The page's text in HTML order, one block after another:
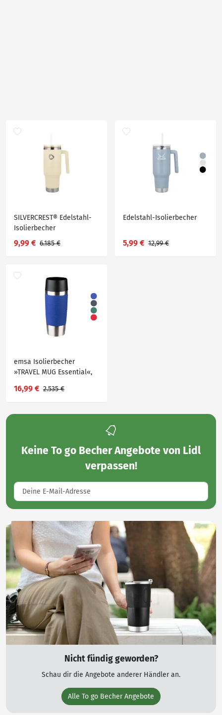
SILVERCREST® Edelstahl-
Isolierbecher
9,99 € 6.185 €
Edelstahl-Isolierbecher
5,99 € 12,99 €
emsa Isolierbecher
»TRAVEL MUG Essential«,
16,99 € 2.535 €
Keine To go Becher Angebote von Lidl
verpassen!
Nicht fündig geworden?
Schau dir die Angebote anderer Händler an.
Alle To go Becher Angebote